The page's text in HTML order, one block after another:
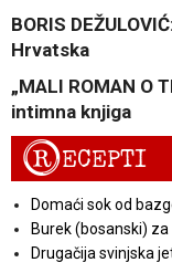
BORIS
Hrvatska
„MALI ROMAN O
intimna knjiga
RECEPTI
Domaći sok od
Burek (bosanski)
Drugačija svinjska